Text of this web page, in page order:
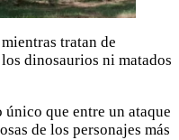
tratan de
dinosaurios ni matados
que entre un ataque
de los personajes más